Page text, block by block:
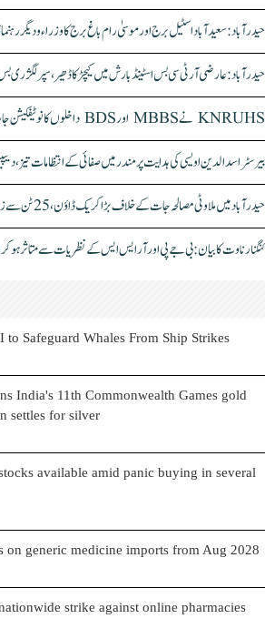
حیدرآباد: سعیدآباد اسٹیل برج اور موسیٰ رام باغ برج کا وزراء و دیگر
حیدرآباد: عارضی آر ٹی سی بس اسٹینڈ بارش میں کیچڑ کا ڈھیر، سپر لگژری
KNRUHS نے MBBS اور BDS داخلوں کا نوٹیفکیشن جاری کر دیا
بیرسٹر اسدالدین اویسی کی ہدایت پر مندر میں صفائی کے انتظامات تیز،
حیدرآباد میں ملاوٹی مصالحہ جات کے خلاف بڑا کریک ڈاؤن، 25 ٹن سے زائد مصالحے ضبط، 3 گرفتار
کنگنا رناوت کا بیان: بی جے پی اور آر ایس ایس کے نظریات سے متاثر ہو
to Safeguard Whales From Ship Strikes
India's 11th Commonwealth Games gold
settles for silver
available amid panic buying in several
on generic medicine imports from Aug 2028
strike against online pharmacies